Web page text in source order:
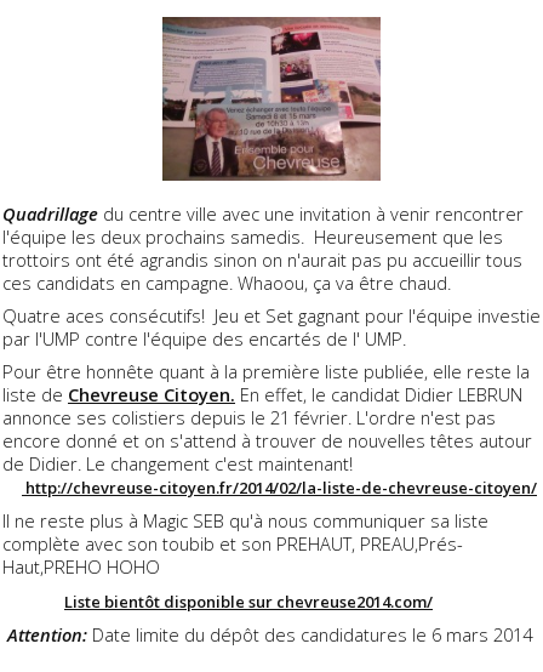
Quadrillage du centre ville avec une invitation à venir rencontrer
l'équipe les deux prochains samedis. Heureusement que les
trottoirs ont été agrandis sinon on n'aurait pas pu accueillir tous
ces candidats en campagne. Whaoou, ça va être chaud.
Quatre aces consécutifs! Jeu et Set gagnant pour l'équipe investie
par l'UMP contre l'équipe des encartés de l' UMP.
Pour être honnête quant à la première liste publiée, elle reste la
liste de Chevreuse Citoyen. En effet, le candidat Didier LEBRUN
annonce ses colistiers depuis le 21 février. L'ordre n'est pas
encore donné et on s'attend à trouver de nouvelles têtes autour
de Didier. Le changement c'est maintenant!
http://chevreuse-citoyen.fr/2014/02/la-liste-de-chevreuse-citoyen/
Il ne reste plus à Magic SEB qu'à nous communiquer sa liste
complète avec son toubib et son PREHAUT, PREAU,Prés-
Haut,PREHO HOHO
Liste bientôt disponible sur chevreuse2014.com/
Attention: Date limite du dépôt des candidatures le 6 mars 2014